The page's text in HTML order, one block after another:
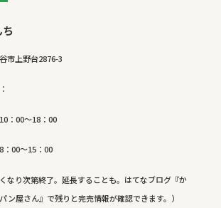
市上野台2876-3
10 ： 00～18 ： 00
8 ： 00～15 ： 00
くなり次第終了。延長することも。はてなブログ『か
ン屋さん』で残りと完売情報が確認できます。）